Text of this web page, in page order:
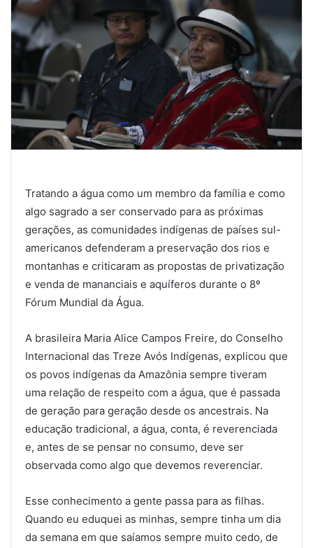
Tratando a água como um membro da família e como
algo sagrado a ser conservado para as próximas
gerações, as comunidades indígenas de países sul-
americanos defenderam a preservação dos rios e
montanhas e criticaram as propostas de privatização
e venda de mananciais e aquíferos durante o 8º
Fórum Mundial da Água.
A brasileira Maria Alice Campos Freire, do Conselho
Internacional das Treze Avós Indígenas, explicou que
os povos indígenas da Amazônia sempre tiveram
uma relação de respeito com a água, que é passada
de geração para geração desde os ancestrais. Na
educação tradicional, a água, conta, é reverenciada
e, antes de se pensar no consumo, deve ser
observada como algo que devemos reverenciar.
Esse conhecimento a gente passa para as filhas.
Quando eu eduquei as minhas, sempre tinha um dia
da semana em que saíamos sempre muito cedo, de